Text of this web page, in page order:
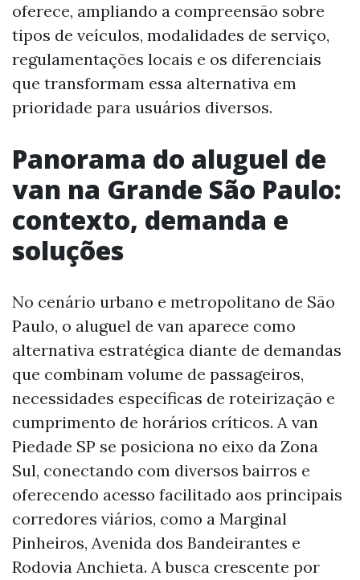
oferece, ampliando a compreensão sobre
tipos de veículos, modalidades de serviço,
regulamentações locais e os diferenciais
que transformam essa alternativa em
prioridade para usuários diversos.
Panorama do aluguel de
van na Grande São Paulo:
contexto, demanda e
soluções
No cenário urbano e metropolitano de São
Paulo, o aluguel de van aparece como
alternativa estratégica diante de demandas
que combinam volume de passageiros,
necessidades específicas de roteirização e
cumprimento de horários críticos. A van
Piedade SP se posiciona no eixo da Zona
Sul, conectando com diversos bairros e
oferecendo acesso facilitado aos principais
corredores viários, como a Marginal
Pinheiros, Avenida dos Bandeirantes e
Rodovia Anchieta. A busca crescente por